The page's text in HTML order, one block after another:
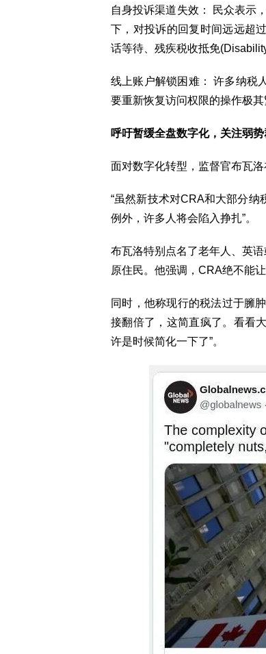
自身投诉渠道失效： 民众表示
下，对投诉的回复时间远远超
话等待、残疾税收抵免
线上账户解锁困难： 许多纳税
要重新恢复访问权限的操作极其
呼吁暂缓全盘数字化，关注弱
面对数字化转型，监督官布瓦
“虽然新技术对CRA和大部分
例外，许多人将会陷入挣扎”。
布瓦洛特别点名了老年人、英
原住民。他强调，CRA绝不能
同时，他称现行的税法过于臃
接翻倍了，这简直疯了。看看
许是时候简化一下了”。